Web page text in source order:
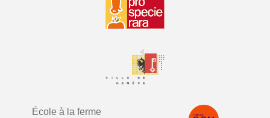
École à la ferme